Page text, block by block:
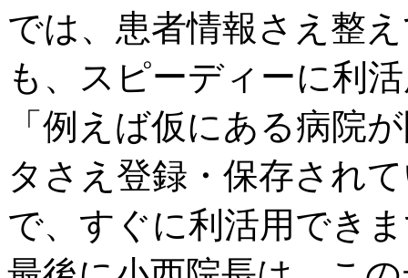
では、患者情報さえ整
も、スピーディーに利
「例えば仮にある病院
タさえ登録・保存され
で、すぐに利活用でき